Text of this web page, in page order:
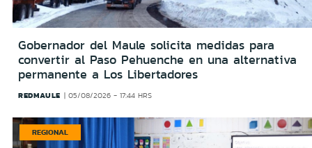
Gobernador del Maule solicita medidas para
convertir al Paso Pehuenche en una alternativa
permanente a Los Libertadores
REDMAULE 05/08/2026 - 17:44 HRS
REGIONAL